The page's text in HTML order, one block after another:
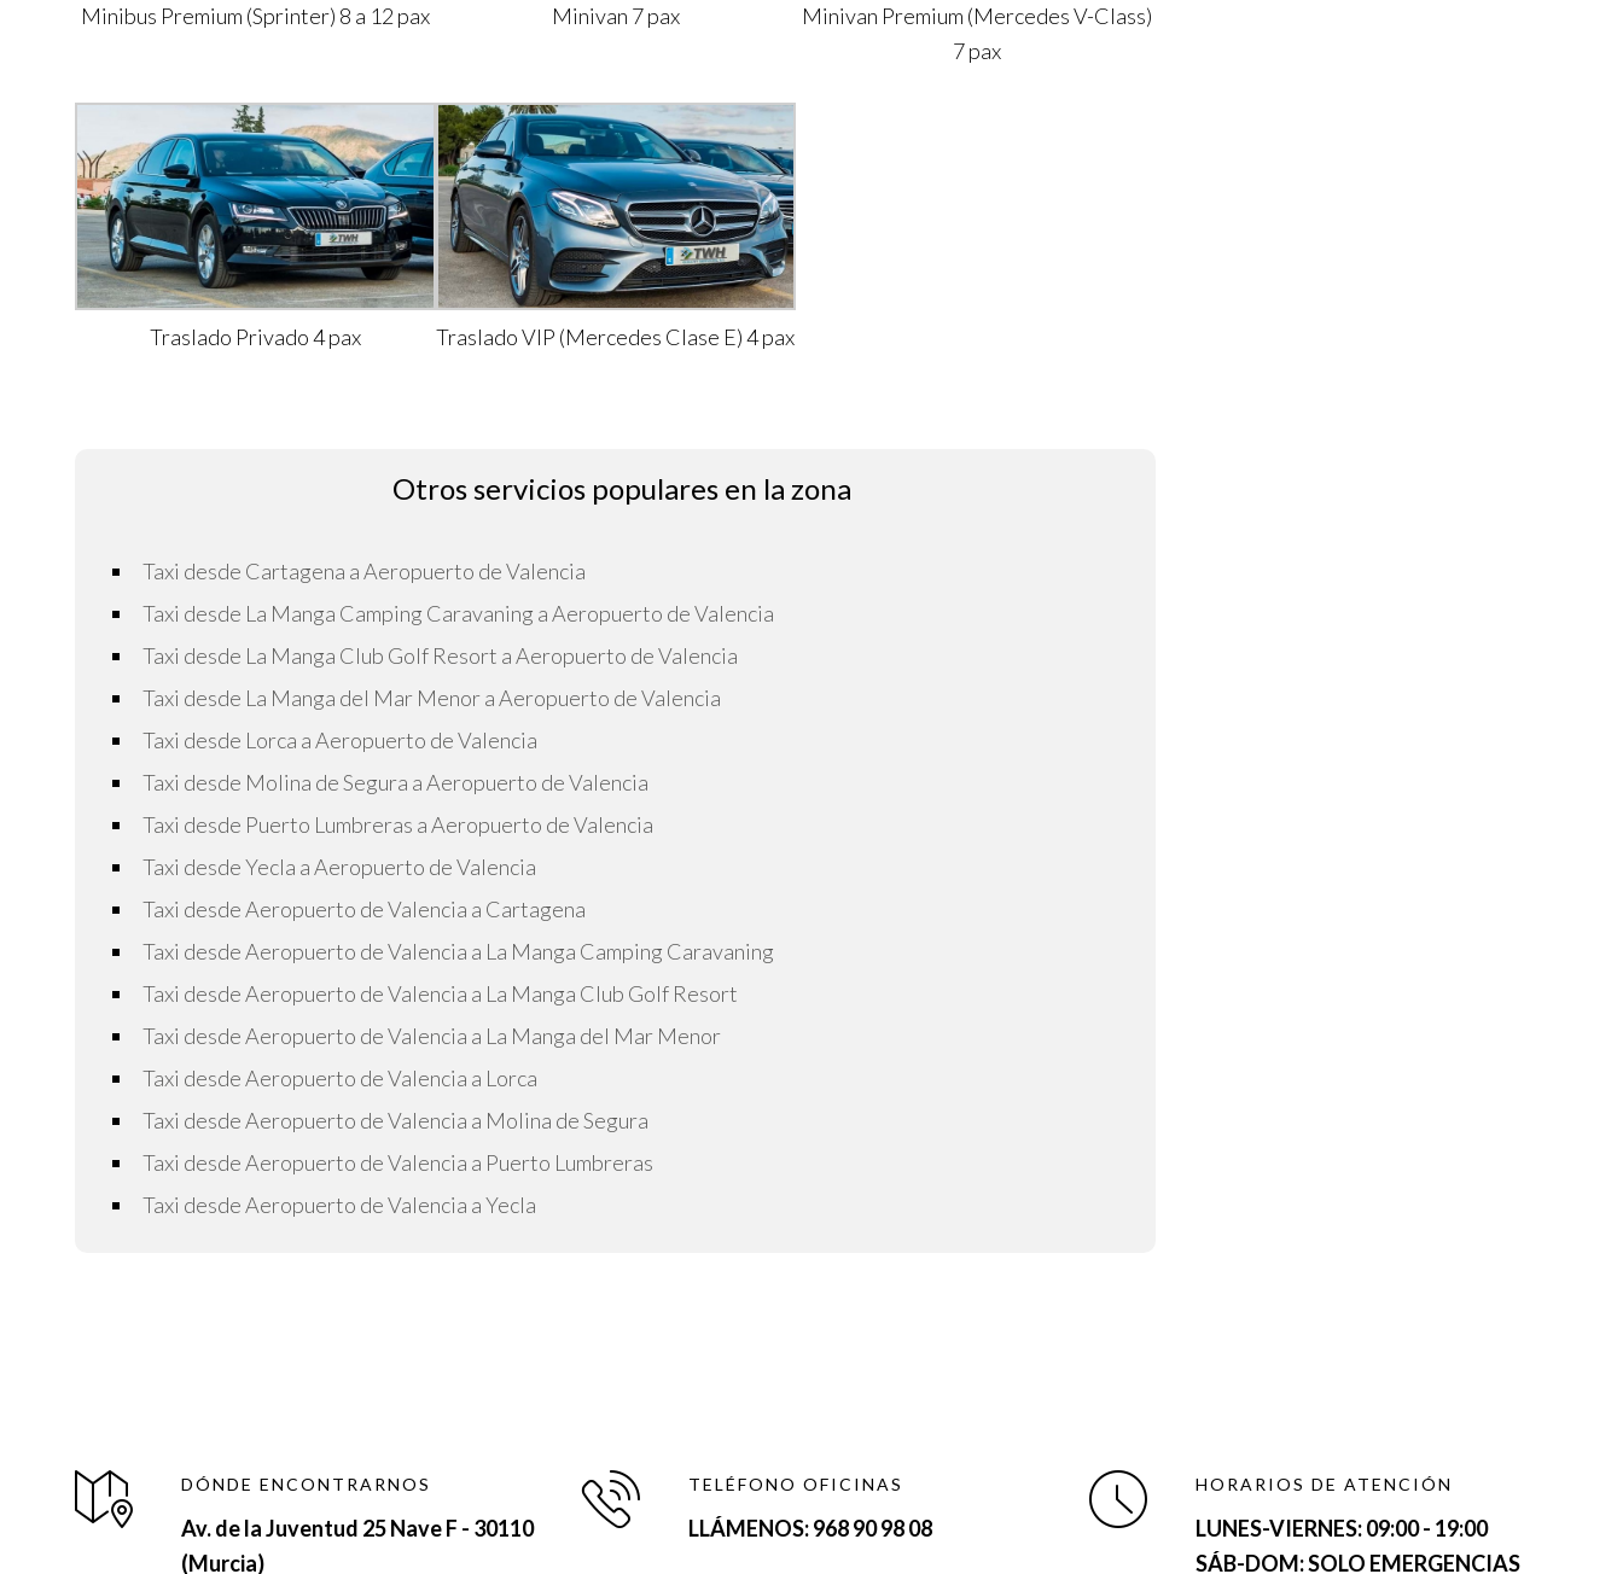
Minibus Premium (Sprinter) 8 a 12 pax Minivan 7 pax
Minivan Premium (Mercedes V-Class)
7 pax
Traslado Privado 4 pax Traslado VIP (Mercedes Clase E) 4 pax
Otros servicios populares en la zona
Taxi desde Cartagena a Aeropuerto de Valencia
Taxi desde La Manga Camping Caravaning a Aeropuerto de Valencia
Taxi desde La Manga Club Golf Resort a Aeropuerto de Valencia
Taxi desde La Manga del Mar Menor a Aeropuerto de Valencia
Taxi desde Lorca a Aeropuerto de Valencia
Taxi desde Molina de Segura a Aeropuerto de Valencia
Taxi desde Puerto Lumbreras a Aeropuerto de Valencia
Taxi desde Yecla a Aeropuerto de Valencia
Taxi desde Aeropuerto de Valencia a Cartagena
Taxi desde Aeropuerto de Valencia a La Manga Camping Caravaning
Taxi desde Aeropuerto de Valencia a La Manga Club Golf Resort
Taxi desde Aeropuerto de Valencia a La Manga del Mar Menor
Taxi desde Aeropuerto de Valencia a Lorca
Taxi desde Aeropuerto de Valencia a Molina de Segura
Taxi desde Aeropuerto de Valencia a Puerto Lumbreras
Taxi desde Aeropuerto de Valencia a Yecla
DÓNDE ENCONTRARNOS
Av. de la Juventud 25 Nave F - 30110
(Murcia)
TELÉFONO OFICINAS
LLÁMENOS: 968 90 98 08
HORARIOS DE ATENCIÓN
LUNES-VIERNES:09:00 - 19:00
SÁB-DOM: SOLO EMERGENCIAS